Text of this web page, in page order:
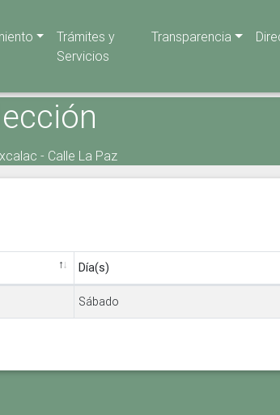
Trámites y
Servicios
Transparencia
- Calle La Paz
Día(s)
Sábado